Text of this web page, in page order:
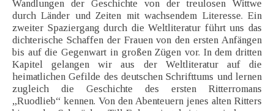
Wandlungen der Geschichte von der treulosen Wittwe
durch Länder und Zeiten mit wachsendem Literesse. Ein
zweiter Spaziergang durch die Weltliteratur führt uns das
dichterische Schaffen der Frauen von den ersten Anfängen
bis auf die Gegenwart in großen Zügen vor. In dem dritten
Kapitel gelangen wir aus der Weltliteratur auf die
heimatlichen Gefilde des deutschen Schrifttums und lernen
zugleich die Geschichte des ersten Ritterromans
„Ruodlieb“ kennen. Von den Abenteuern jenes alten Ritters